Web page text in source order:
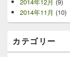
2014年11月 (10)
カテゴリー